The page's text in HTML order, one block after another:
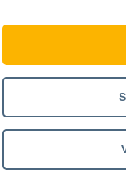
Política de Privacidad
Social